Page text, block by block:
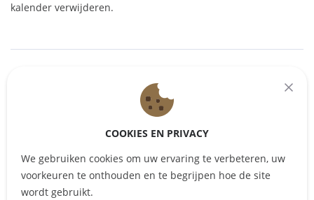
kalender verwijderen.
Google Kalender &
Airbnb Synchronisatie
Wanneer je een Pinpoint Reserveringssysteem (PBS) Kalender
synchroniseert met een andere kalender, worden de
COOKIES EN PRIVACY
We gebruiken cookies om uw ervaring te verbeteren, uw
voorkeuren te onthouden en te begrijpen hoe de site
wordt gebruikt.